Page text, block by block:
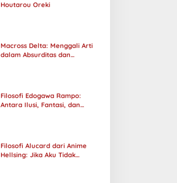
Houtarou Oreki
Macross Delta: Menggali Arti
dalam Absurditas dan
Filosofi Edogawa Rampo:
Antara Ilusi, Fantasi, dan
Filosofi Alucard dari Anime
Hellsing: Jika Aku Tidak